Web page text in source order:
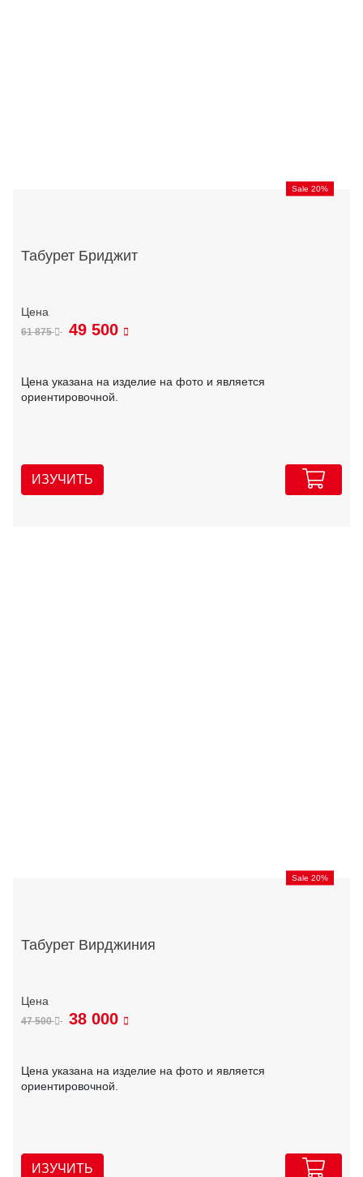
Sale 20%
Табурет Бриджит
61 875 49 500
Цена указана на изделие на фото и является
ориентировочной.
ИЗУЧИТЬ
Sale 20%
Табурет Вирджиния
47 500 38 000
Цена указана на изделие на фото и является
ориентировочной.
ИЗУЧИТЬ